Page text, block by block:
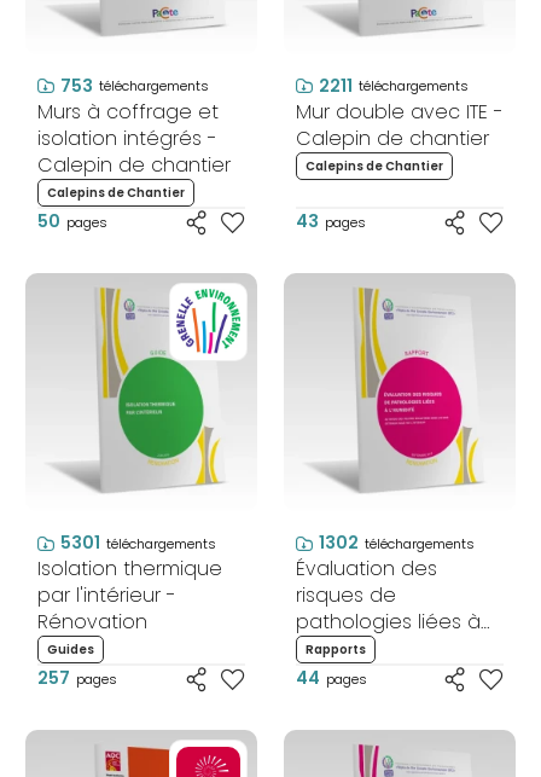
753 téléchargements
Murs à coffrage et
isolation intégrés -
Calepin de chantier
Calepins de Chantier
50 pages
2211 téléchargements
Mur double avec ITE -
Calepin de chantier
Calepins de Chantier
43 pages
5301 téléchargements
Isolation thermique
par l'intérieur -
Rénovation
Guides
257 pages
1302 téléchargements
Évaluation des
risques de
pathologies liées à
l’humidité au niveau
des poutres
encastrées dans un
mur extérieur isolé
par l’intérieur
Rapports
44 pages